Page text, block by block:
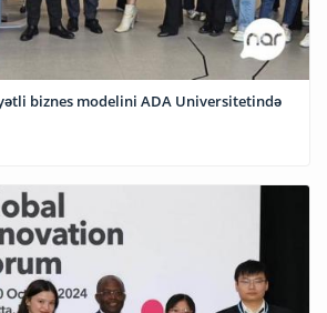
biznes modelini ADA Universitetində